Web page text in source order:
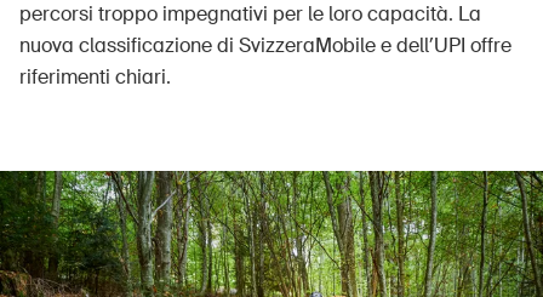
Imprese
UPI – chi siamo
percorsi troppo impegnativi per le loro capacità. La
nuova classificazione di SvizzeraMobile e dell’UPI offre
riferimenti chiari.